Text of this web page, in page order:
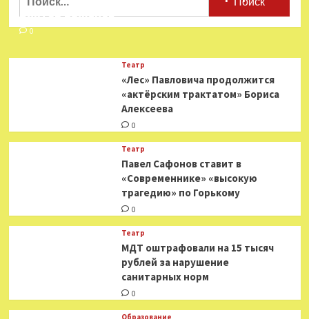
Виктор Баженов
0
Театр
«Лес» Павловича продолжится
«актёрским трактатом» Бориса
Алексеева
0
Театр
Павел Сафонов ставит в
«Современнике» «высокую
трагедию» по Горькому
0
Театр
МДТ оштрафовали на 15 тысяч
рублей за нарушение
санитарных норм
0